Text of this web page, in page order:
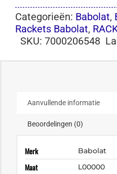
Categorieën: Babolat,
Rackets Babolat,
SKU: 7000206548
Aanvullende informatie
Beoordelingen (0)
Merk Babolat
Maat L00000